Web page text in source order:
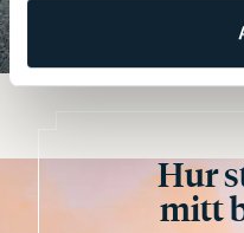
Hur
mitt